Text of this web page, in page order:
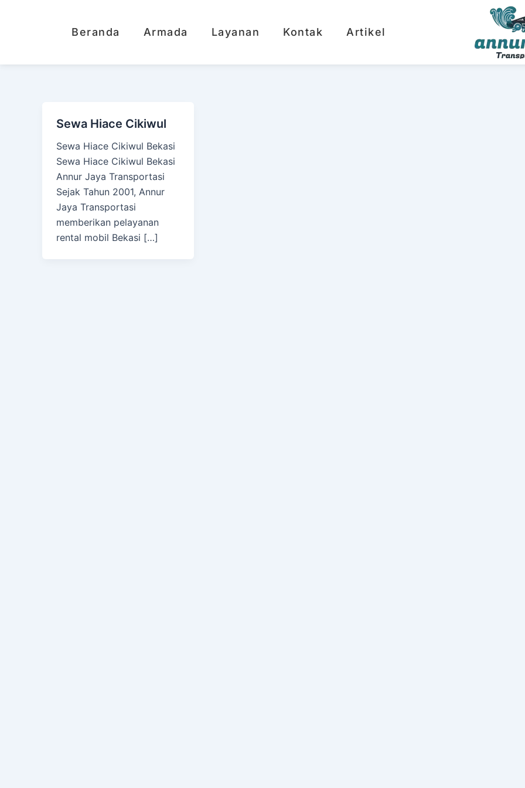
Beranda Armada Layanan Kontak Artikel
Sewa Hiace Cikiwul
Sewa Hiace Cikiwul Bekasi
Sewa Hiace Cikiwul Bekasi
Annur Jaya Transportasi
Sejak Tahun 2001, Annur
Jaya Transportasi
memberikan pelayanan
rental mobil Bekasi […]